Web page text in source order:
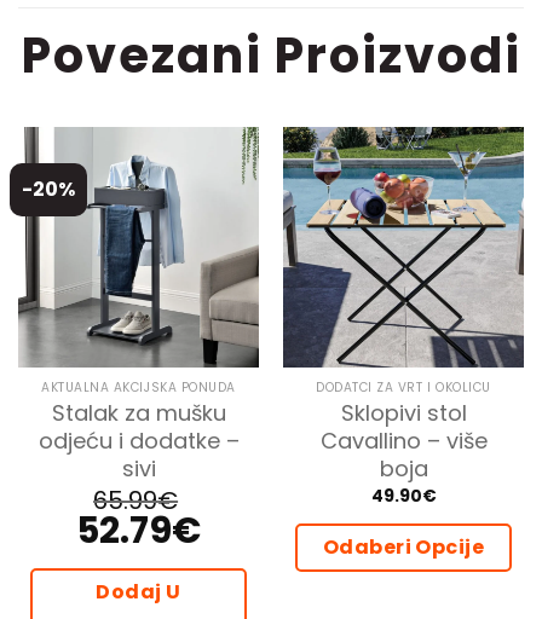
Povezani Proizvodi
-20%
AKTUALNA AKCIJSKA PONUDA
Stalak za mušku
odjeću i dodatke –
sivi
65.99€
Izvorna
cijena
bila
je:
65.99€.
52.79€Trenutna
cijena
52.79€.
Dodaj U
DODATCI ZA VRT I OKOLICU
Sklopivi stol
Cavallino – više
boja
49.90€
Odaberi Opcije